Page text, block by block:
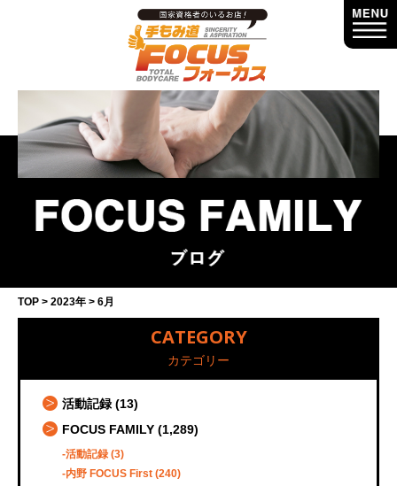
TOP 2023年 6月
CATEGORY
カテゴリー
活動記録 (13)
FOCUS FAMILY (1,289)
活動記録 (3)
内野 FOCUS First (240)